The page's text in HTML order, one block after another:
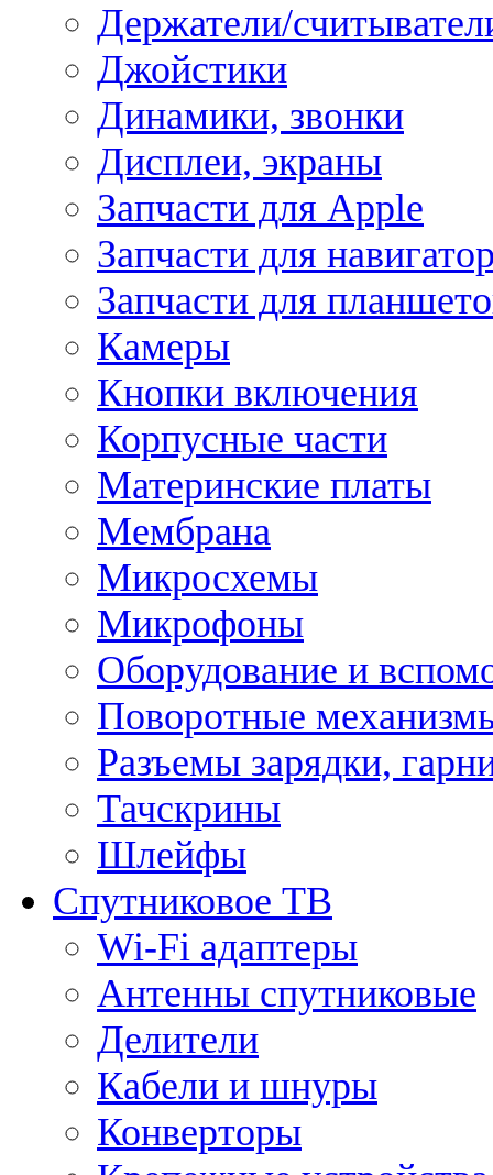
Держатели/
Джойстики
Динамики, звонки
Дисплеи, экраны
Запчасти для Apple
Запчасти для
Запчасти для
Камеры
Кнопки включения
Корпусные части
Материнские платы
Мембрана
Микросхемы
Микрофоны
Оборудование и
Поворотные
Разъемы зарядки,
Тачскрины
Шлейфы
Спутниковое ТВ
Wi-Fi адаптеры
Антенны спутниковые
Делители
Кабели и шнуры
Конверторы